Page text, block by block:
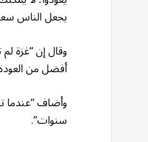
يجعل الناس
وقال إن “غزة
أفضل من
وأضاف “عندما
سنوات”.